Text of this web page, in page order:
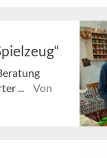
...
Von